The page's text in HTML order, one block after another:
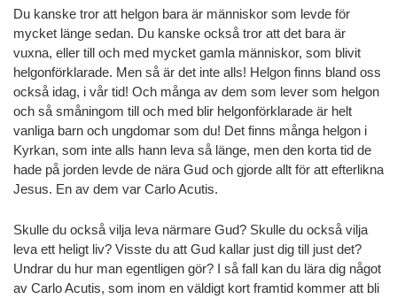
Du kanske tror att helgon bara är människor som levde för
mycket länge sedan. Du kanske också tror att det bara är
vuxna, eller till och med mycket gamla människor, som blivit
helgonförklarade. Men så är det inte alls! Helgon finns bland oss
också idag, i vår tid! Och många av dem som lever som helgon
och så småningom till och med blir helgonförklarade är helt
vanliga barn och ungdomar som du! Det finns många helgon i
Kyrkan, som inte alls hann leva så länge, men den korta tid de
hade på jorden levde de nära Gud och gjorde allt för att efterlikna
Jesus. En av dem var Carlo Acutis.
Skulle du också vilja leva närmare Gud? Skulle du också vilja
leva ett heligt liv? Visste du att Gud kallar just dig till just det?
Undrar du hur man egentligen gör? I så fall kan du lära dig något
av Carlo Acutis, som inom en väldigt kort framtid kommer att bli